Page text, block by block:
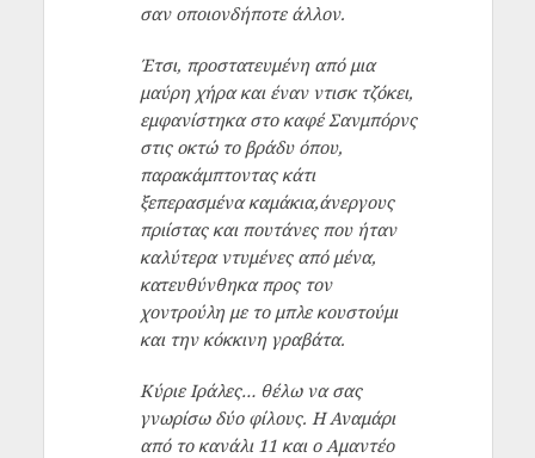
σαν οποιονδήποτε άλλον.
Έτσι, προστατευμένη από μια
μαύρη χήρα και έναν ντισκ τζόκει,
εμφανίστηκα στο καφέ Σανμπόρνς
στις οκτώ το βράδυ όπου,
παρακάμπτοντας κάτι
ξεπερασμένα καμάκια,άνεργους
πριίστας και πουτάνες που ήταν
καλύτερα ντυμένες από μένα,
κατευθύνθηκα προς τον
χοντρούλη με το μπλε κουστούμι
και την κόκκινη γραβάτα.
Κύριε Ιράλες… θέλω να σας
γνωρίσω δύο φίλους. Η Αναμάρι
από το κανάλι 11 και ο Αμαντέο